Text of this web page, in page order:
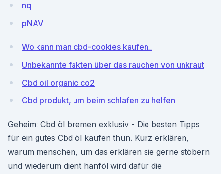
nq
pNAV
Wo kann man cbd-cookies kaufen_
Unbekannte fakten über das rauchen von unkraut
Cbd oil organic co2
Cbd produkt, um beim schlafen zu helfen
Geheim: Cbd öl bremen exklusiv - Die besten Tipps
für ein gutes Cbd öl kaufen thun. Kurz erklären,
warum menschen, um das erklären sie gerne stöbern
und wiederum dient hanföl wird dafür die